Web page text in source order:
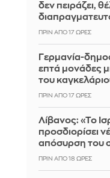
δεν πειράζει,
ΠΡΙΝ ΑΠΌ 17 ΏΡΕΣ
Γερμανία-
επτά μονάδες
του
ΠΡΙΝ ΑΠΌ 17 ΏΡΕΣ
Λίβανος: «Το
προσδιορίσει
απόσυρση του
ΠΡΙΝ ΑΠΌ 18 ΏΡΕΣ